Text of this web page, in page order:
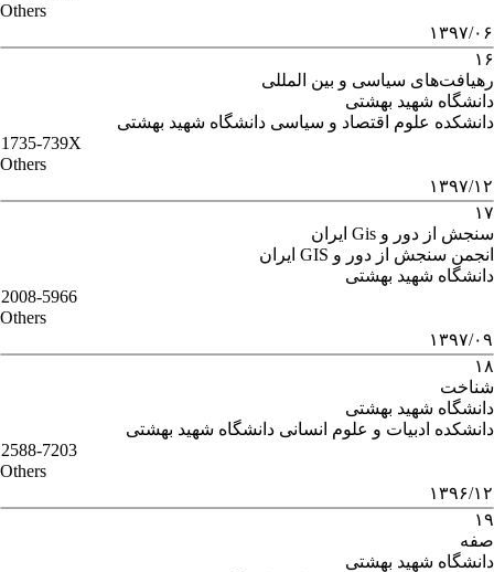
Others
۱۳۹۷/۰۶
۱۶
رهیافت‌های سیاسی و بین المللی
دانشگاه شهید بهشتی
دانشکده علوم اقتصاد و سیاسی دانشگاه شهید بهشتی
1735-739X
Others
۱۳۹۷/۱۲
۱۷
سنجش از دور و Gis ایران
انجمن سنجش از دور و GIS ایران
دانشگاه شهید بهشتی
2008-5966
Others
۱۳۹۷/۰۹
۱۸
شناخت
دانشگاه شهید بهشتی
دانشکده ادبیات و علوم انسانی دانشگاه شهید بهشتی
2588-7203
Others
۱۳۹۶/۱۲
۱۹
صفه
دانشگاه شهید بهشتی